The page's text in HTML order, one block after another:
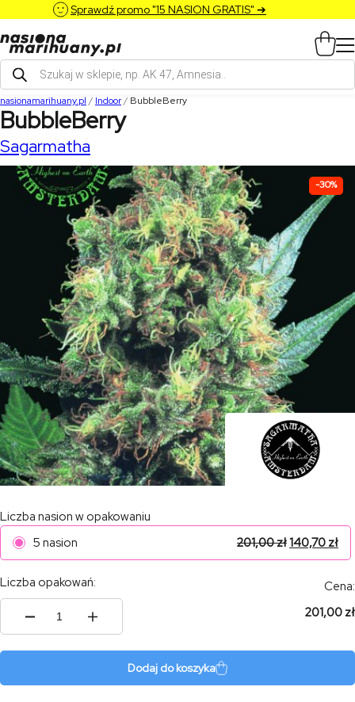
Sprawdź promo "15 NASION GRATIS" ➔
Wyszukiwarka
produktów
nasionamarihuany.pl / Indoor/ BubbleBerry
BubbleBerry
Sagarmatha
-30%
Liczba nasion w opakowaniu
5 nasion
201,00zł140,70 zł
Liczba opakowań:
ilość
Cena:
201,00 zł
Dodaj do koszyka